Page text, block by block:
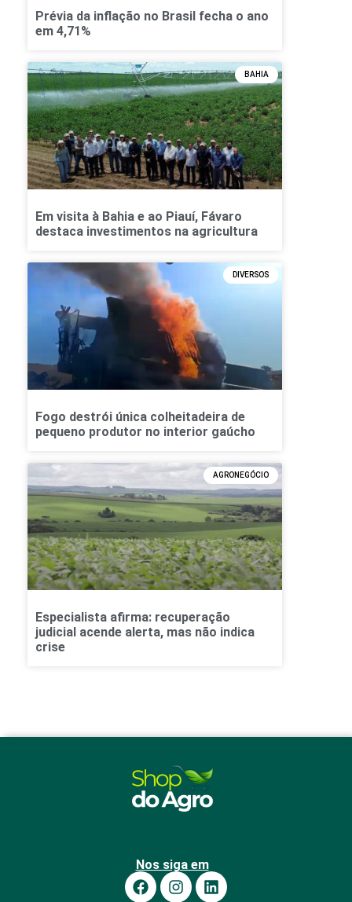
Prévia da inflação no Brasil fecha o ano
em 4,71%
BAHIA
Em visita à Bahia e ao Piauí, Fávaro
destaca investimentos na agricultura
DIVERSOS
Fogo destrói única colheitadeira de
pequeno produtor no interior gaúcho
AGRONEGÓCIO
Especialista afirma: recuperação
judicial acende alerta, mas não indica
crise
Nos siga em